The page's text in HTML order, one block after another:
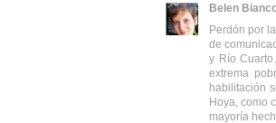
Belen
Perdón por
de
y Río
extrema
habilitación
Hoya, como
mayoría